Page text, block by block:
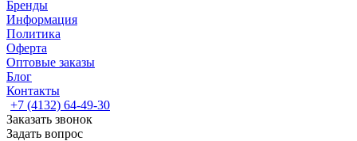
Бренды
Информация
Политика
Оферта
Оптовые заказы
Блог
Контакты
+7 (4132) 64-49-30
Заказать звонок
Задать вопрос